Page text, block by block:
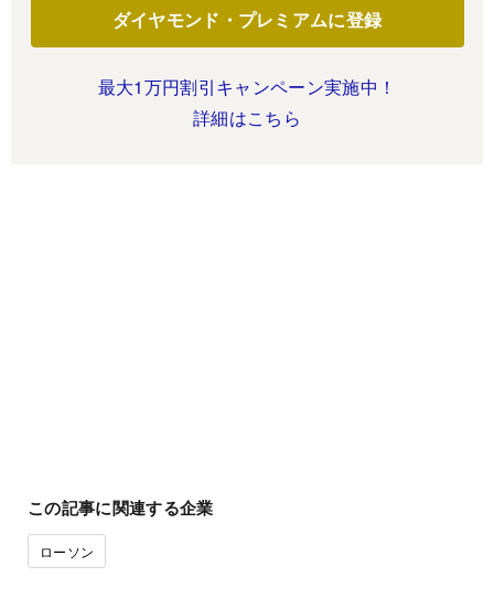
ダイヤモンド・プレミアムに登録
最大1万円割引キャンペーン実施中！
詳細はこちら
この記事に関連する企業
ローソン